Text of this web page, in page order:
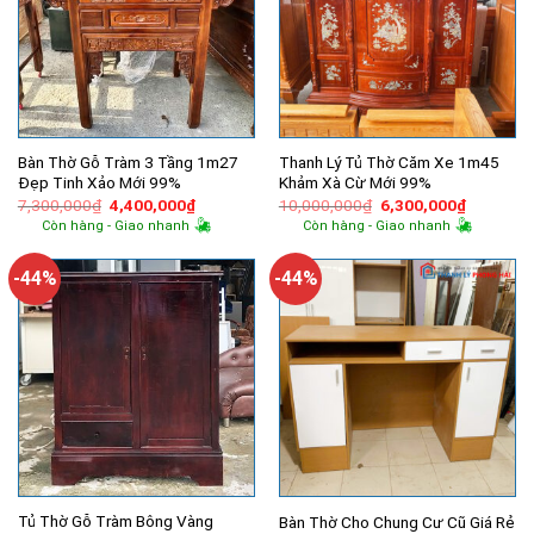
Bàn Thờ Gỗ Tràm 3 Tầng 1m27
Đẹp Tinh Xảo Mới 99%
7,300,000₫ Giá
gốc
là:
4,400,000₫Giá
hiện
tại
4,400,000₫.
Còn hàng - Giao nhanh
Thanh Lý Tủ Thờ Căm Xe 1m45
Khảm Xà Cừ Mới 99%
10,000,000₫ Giá
gốc
là:
6,300,000₫Giá
hiện
tại
Còn hàng - Giao nhanh
-44%
Tủ Thờ Gỗ Tràm Bông Vàng
-44%
Bàn Thờ Cho Chung Cư Cũ Giá Rẻ